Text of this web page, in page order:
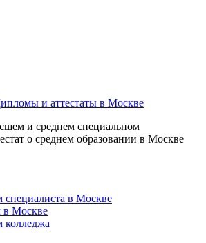
и аттестаты в Москве
и среднем специальном
о среднем образовании в Москве
специалиста в Москве
Москве
колледжа